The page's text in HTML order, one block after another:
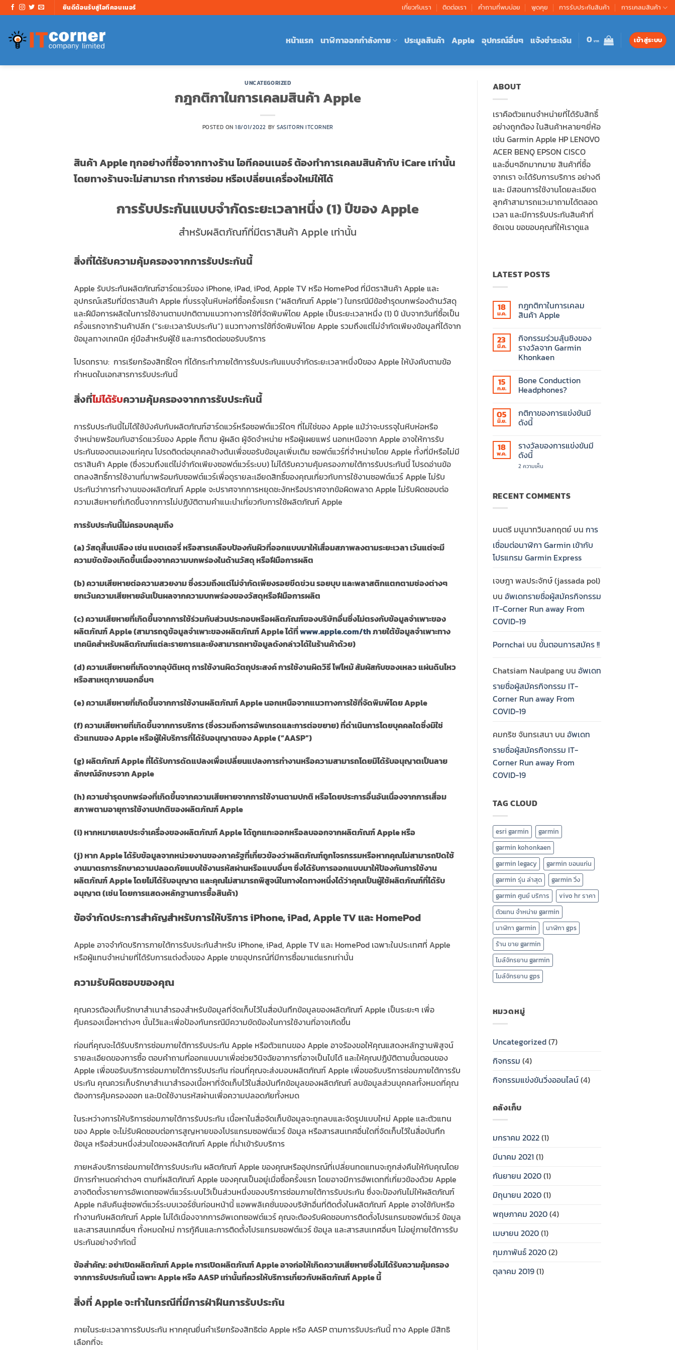
ข้าม
ไป
เนื้อหา
ยินดีต้อนรับสู่ไอทีคอนเนอร์ เกี่ยวกับเรา ติดต่อเรา คำถามที่พบบ่อย พูดคุย การรับประกันสินค้า การเคลมสินค้า
หน้าแรก นาฬิกาออกกำลังกาย ประมูลสินค้า Apple อุปกรณ์อื่นๆ แจ้งชำระเงิน 0 เข้าสู่ระบบ
UNCATEGORIZED
กฎกติกาในการเคลมสินค้า Apple
POSTED ON18/01/2022 BYSASITORN ITCORNER
สินค้า Apple ทุกอย่างที่ซื้อจากทางร้าน ไอทีคอนเนอร์ ต้องทำการเคลมสินค้ากับ iCare เท่านั้น
โดยทางร้านจะไม่สามารถ ทำการซ่อม หรือเปลี่ยนเครื่องใหม่ให้ได้
การรับประกันแบบจำกัดระยะเวลาหนึ่ง (1) ปีของ Apple
สำหรับผลิตภัณฑ์ที่มีตราสินค้า Apple เท่านั้น
สิ่งที่ได้รับความคุ้มครองจากการรับประกันนี้
Apple รับประกันผลิตภัณฑ์ฮาร์ดแวร์ของ iPhone, iPad, iPod, Apple TV หรือ HomePod ที่มีตราสินค้า Apple และ
อุปกรณ์เสริมที่มีตราสินค้า Apple ที่บรรจุในหีบห่อที่ซื้อครั้งแรก (“ผลิตภัณฑ์ Apple”) ในกรณีมีข้อชำรุดบกพร่องด้านวัสดุ
และฝีมือการผลิตในการใช้งานตามปกติตามแนวทางการใช้ที่จัดพิมพ์โดย Apple เป็นระยะเวลาหนึ่ง (1) ปี นับจากวันที่ซื้อเป็น
ครั้งแรกจากร้านค้าปลีก (“ระยะเวลารับประกัน”) แนวทางการใช้ที่จัดพิมพ์โดย Apple รวมถึงแต่ไม่จำกัดเพียงข้อมูลที่ได้จาก
ข้อมูลทางเทคนิค คู่มือสำหรับผู้ใช้ และการติดต่อขอรับบริการ
โปรดทราบ: การเรียกร้องสิทธิ์ใดๆ ที่ได้กระทำภายใต้การรับประกันแบบจำกัดระยะเวลาหนึ่งปีของ Apple ให้บังคับตามข้อ
กำหนดในเอกสารการรับประกันนี้
สิ่งที่ไม่ได้รับความคุ้มครองจากการรับประกันนี้
การรับประกันนี้ไม่ได้ใช้บังคับกับผลิตภัณฑ์ฮาร์ดแวร์หรือซอฟต์แวร์ใดๆ ที่ไม่ใช่ของ Apple แม้ว่าจะบรรจุในหีบห่อหรือ
จำหน่ายพร้อมกับฮาร์ดแวร์ของ Apple ก็ตาม ผู้ผลิต ผู้จัดจำหน่าย หรือผู้เผยแพร่ นอกเหนือจาก Apple อาจให้การรับ
ประกันของตนเองแก่คุณ โปรดติดต่อบุคคลข้างต้นเพื่อขอรับข้อมูลเพิ่มเติม ซอฟต์แวร์ที่จำหน่ายโดย Apple ทั้งที่มีหรือไม่มี
ตราสินค้า Apple (ซึ่งรวมถึงแต่ไม่จำกัดเพียงซอฟต์แวร์ระบบ) ไม่ได้รับความคุ้มครองภายใต้การรับประกันนี้ โปรดอ่านข้อ
ตกลงสิทธิ์การใช้งานที่มาพร้อมกับซอฟต์แวร์เพื่อดูรายละเอียดสิทธิ์ของคุณเกี่ยวกับการใช้งานซอฟต์แวร์ Apple ไม่รับ
ประกันว่าการทำงานของผลิตภัณฑ์ Apple จะปราศจากการหยุดชะงักหรือปราศจากข้อผิดพลาด Apple ไม่รับผิดชอบต่อ
ความเสียหายที่เกิดขึ้นจากการไม่ปฏิบัติตามคำแนะนำเกี่ยวกับการใช้ผลิตภัณฑ์ Apple
การรับประกันนี้ไม่ครอบคลุมถึง
(a) วัสดุสิ้นเปลือง เช่น แบตเตอรี่ หรือสารเคลือบป้องกันผิวที่ออกแบบมาให้เสื่อมสภาพลงตามระยะเวลา เว้นแต่จะมี
ความขัดข้องเกิดขึ้นเนื่องจากความบกพร่องในด้านวัสดุ หรือฝีมือการผลิต
(b) ความเสียหายต่อความสวยงาม ซึ่งรวมถึงแต่ไม่จำกัดเพียงรอยขีดข่วน รอยบุบ และพลาสติกแตกตามช่องต่างๆ
ยกเว้นความเสียหายอันเป็นผลจากความบกพร่องของวัสดุหรือฝีมือการผลิต
(c) ความเสียหายที่เกิดขึ้นจากการใช้ร่วมกับส่วนประกอบหรือผลิตภัณฑ์ของบริษัทอื่นซึ่งไม่ตรงกับข้อมูลจำเพาะของ
ผลิตภัณฑ์ Apple (สามารถดูข้อมูลจำเพาะของผลิตภัณฑ์ Apple ได้ที่www.apple.com/thภายใต้ข้อมูลจำเพาะทาง
เทคนิคสำหรับผลิตภัณฑ์แต่ละรายการและยังสามารถหาข้อมูลดังกล่าวได้ในร้านค้าด้วย)
(d) ความเสียหายที่เกิดจากอุบัติเหตุ การใช้งานผิดวัตถุประสงค์ การใช้งานผิดวิธี ไฟไหม้ สัมผัสกับของเหลว แผ่นดินไหว
หรือสาเหตุภายนอกอื่นๆ
(e) ความเสียหายที่เกิดขึ้นจากการใช้งานผลิตภัณฑ์ Apple นอกเหนือจากแนวทางการใช้ที่จัดพิมพ์โดย Apple
(f) ความเสียหายที่เกิดขึ้นจากการบริการ (ซึ่งรวมถึงการอัพเกรดและการต่อขยาย) ที่ดำเนินการโดยบุคคลใดซึ่งมิใช่
ตัวแทนของ Apple หรือผู้ให้บริการที่ได้รับอนุญาตของ Apple (“AASP”)
(g) ผลิตภัณฑ์ Apple ที่ได้รับการดัดแปลงเพื่อเปลี่ยนแปลงการทำงานหรือความสามารถโดยมิได้รับอนุญาตเป็นลาย
ลักษณ์อักษรจาก Apple
(h) ความชำรุดบกพร่องที่เกิดขึ้นจากความเสียหายจากการใช้งานตามปกติ หรือโดยประการอื่นอันเนื่องจากการเสื่อม
สภาพตามอายุการใช้งานปกติของผลิตภัณฑ์ Apple
(i) หากหมายเลขประจำเครื่องของผลิตภัณฑ์ Apple ได้ถูกแกะออกหรือลบออกจากผลิตภัณฑ์ Apple หรือ
(j) หาก Apple ได้รับข้อมูลจากหน่วยงานของภาครัฐที่เกี่ยวข้องว่าผลิตภัณฑ์ถูกโจรกรรมหรือหากคุณไม่สามารถปิดใช้
งานมาตรการรักษาความปลอดภัยแบบใช้งานรหัสผ่านหรือแบบอื่นๆ ซึ่งได้รับการออกแบบมาให้ป้องกันการใช้งาน
ผลิตภัณฑ์ Apple โดยไม่ได้รับอนุญาต และคุณไม่สามารถพิสูจน์ในทางใดทางหนึ่งได้ว่าคุณเป็นผู้ใช้ผลิตภัณฑ์ที่ได้รับ
อนุญาต (เช่น โดยการแสดงหลักฐานการซื้อสินค้า)
ข้อจำกัดประการสำคัญสำหรับการให้บริการ iPhone, iPad, Apple TV และ HomePod
Apple อาจจำกัดบริการภายใต้การรับประกันสำหรับ iPhone, iPad, Apple TV และ HomePod เฉพาะในประเทศที่ Apple
หรือผู้แทนจำหน่ายที่ได้รับการแต่งตั้งของ Apple ขายอุปกรณ์ที่มีการซื้อมาแต่แรกเท่านั้น
ความรับผิดชอบของคุณ
คุณควรต้องเก็บรักษาสำเนาสำรองสำหรับข้อมูลที่จัดเก็บไว้ในสื่อบันทึกข้อมูลของผลิตภัณฑ์ Apple เป็นระยะๆ เพื่อ
คุ้มครองเนื้อหาต่างๆ นั้นไว้และเพื่อป้องกันกรณีมีความขัดข้องในการใช้งานที่อาจเกิดขึ้น
ก่อนที่คุณจะได้รับบริการซ่อมภายใต้การรับประกัน Apple หรือตัวแทนของ Apple อาจร้องขอให้คุณแสดงหลักฐานพิสูจน์
รายละเอียดของการซื้อ ตอบคำถามที่ออกแบบมาเพื่อช่วยวินิจฉัยอาการที่อาจเป็นไปได้ และให้คุณปฏิบัติตามขั้นตอนของ
Apple เพื่อขอรับบริการซ่อมภายใต้การรับประกัน ก่อนที่คุณจะส่งมอบผลิตภัณฑ์ Apple เพื่อขอรับบริการซ่อมภายใต้การรับ
ประกัน คุณควรเก็บรักษาสำเนาสำรองเนื้อหาที่จัดเก็บไว้ในสื่อบันทึกข้อมูลของผลิตภัณฑ์ ลบข้อมูลส่วนบุคคลทั้งหมดที่คุณ
ต้องการคุ้มครองออก และปิดใช้งานรหัสผ่านเพื่อความปลอดภัยทั้งหมด
ในระหว่างการให้บริการซ่อมภายใต้การรับประกัน เนื้อหาในสื่อจัดเก็บข้อมูลจะถูกลบและจัดรูปแบบใหม่ Apple และตัวแทน
ของ Apple จะไม่รับผิดชอบต่อการสูญหายของโปรแกรมซอฟต์แวร์ ข้อมูล หรือสารสนเทศอื่นใดที่จัดเก็บไว้ในสื่อบันทึก
ข้อมูล หรือส่วนหนึ่งส่วนใดของผลิตภัณฑ์ Apple ที่นำเข้ารับบริการ
ภายหลังบริการซ่อมภายใต้การรับประกัน ผลิตภัณฑ์ Apple ของคุณหรืออุปกรณ์ที่เปลี่ยนทดแทนจะถูกส่งคืนให้กับคุณโดย
มีการกำหนดค่าต่างๆ ตามที่ผลิตภัณฑ์ Apple ของคุณเป็นอยู่เมื่อซื้อครั้งแรก โดยอาจมีการอัพเดทที่เกี่ยวข้องด้วย Apple
อาจติดตั้งรายการอัพเดทซอฟต์แวร์ระบบไว้เป็นส่วนหนึ่งของบริการซ่อมภายใต้การรับประกัน ซึ่งจะป้องกันไม่ให้ผลิตภัณฑ์
Apple กลับคืนสู่ซอฟต์แวร์ระบบเวอร์ชั่นก่อนหน้านี้ แอพพลิเคชั่นของบริษัทอื่นที่ติดตั้งในผลิตภัณฑ์ Apple อาจใช้กับหรือ
ทำงานกับผลิตภัณฑ์ Apple ไม่ได้เนื่องจากการอัพเดทซอฟต์แวร์ คุณจะต้องรับผิดชอบการติดตั้งโปรแกรมซอฟต์แวร์ ข้อมูล
และสารสนเทศอื่นๆ ทั้งหมดใหม่ การกู้คืนและการติดตั้งโปรแกรมซอฟต์แวร์ ข้อมูล และสารสนเทศอื่นๆ ไม่อยู่ภายใต้การรับ
ประกันอย่างจำกัดนี้
ข้อสำคัญ: อย่าเปิดผลิตภัณฑ์ Apple การเปิดผลิตภัณฑ์ Apple อาจก่อให้เกิดความเสียหายซึ่งไม่ได้รับความคุ้มครอง
จากการรับประกันนี้ เฉพาะ Apple หรือ AASP เท่านั้นที่ควรให้บริการเกี่ยวกับผลิตภัณฑ์ Apple นี้
สิ่งที่ Apple จะทำในกรณีที่มีการฝ่าฝืนการรับประกัน
ภายในระยะเวลาการรับประกัน หากคุณยื่นคำเรียกร้องสิทธิต่อ Apple หรือ AASP ตามการรับประกันนี้ ทาง Apple มีสิทธิ
เลือกที่จะ
ABOUT
เราคือตัวแทนจำหน่ายที่ได้รับสิทธิ์
อย่างถูกต้อง ในสินค้าหลายๆยี่ห้อ
เช่น Garmin Apple HP LENOVO
ACER BENQ EPSON CISCO
และอื่นๆอีกมากมาย สินค้าที่ซื้อ
จากเรา จะได้รับการบริการ อย่างดี
และ มีสอนการใช้งานโดยละเอียด
ลูกค้าสามารถแวะมาถามได้ตลอด
เวลา และมีการรับประกันสินค้าที่
ชัดเจน ขอขอบคุณที่ให้เราดูแล
LATEST POSTS
18
ม.ค.
กฎกติกาในการเคลม
สินค้า Apple
เห็น
บน
กฎ
กติกา
เคลม
สินค้า
Apple
23
มี.ค.
กิจกรรมร่วมลุ้นชิงของ
รางวัลจาก Garmin
Khonkaen
เห็น
บน
กิจกรรม
ชิง
ของ
รางวัล
Khonkaen
15
ก.ย.
Bone Conduction
Headphones?
เห็น
บน
Bone
05
มิ.ย.
กติกาของการแข่งขันมี
ดังนี้
เห็น
บน
กติกา
ของ
18
พ.ค.
รางวัลของการแข่งขันมี
ดังนี้
2 ความเห็นบน
แข่งขัน
มี
RECENT COMMENTS
มนตรี มนูนาทวิมลกฤตย์บน การ
เชื่อมต่อนาฬิกา Garmin เข้ากับ
โปรแกรม Garmin Express
เจษฎา พลประจักษ์ (jassada pol)
บน อัพเดทรายชื่อผู้สมัครกิจกรรม
IT-Corner Run away From
COVID-19
Pornchai บน ขั้นตอนการสมัคร !!
Chatsiam Naulpangบน อัพเดท
รายชื่อผู้สมัครกิจกรรม IT-
Corner Run away From
COVID-19
คมกริช จันทรเสนา บน อัพเดท
รายชื่อผู้สมัครกิจกรรม IT-
Corner Run away From
COVID-19
TAG CLOUD
esri garmin
garmin
garmin kohonkaen
garmin legacy
garmin ขอนแก่น
garmin รุ่น ล่าสุด
garmin วิ่ง
garmin ศูนย์ บริการ
vivo hr ราคา
ตัวแทน จำหน่าย garmin
นาฬิกา garmin
นาฬิกา gps
ร้าน ขาย garmin
ไมล์จักรยาน garmin
ไมล์จักรยาน gps
หมวดหมู่
Uncategorized(7)
กิจกรรม (4)
กิจกรรมแข่งขันวิ่งออนไลน์(4)
คลังเก็บ
มกราคม 2022(1)
มีนาคม 2021 (1)
กันยายน 2020(1)
มิถุนายน 2020(1)
พฤษภาคม 2020(4)
เมษายน 2020(1)
กุมภาพันธ์ 2020(2)
ตุลาคม 2019(1)